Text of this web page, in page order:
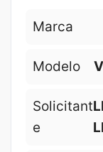
Marca
Modelo
Solicitant
e